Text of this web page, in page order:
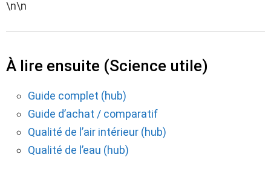
\n\n
À lire ensuite (Science utile)
Guide complet (hub)
Guide d’achat / comparatif
Qualité de l’air intérieur (hub)
Qualité de l’eau (hub)